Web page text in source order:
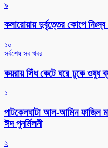
৯
কলারোয়ায় দুর্বৃত্তের কোপে
১০
সর্বশেষ সব খবর
কয়রায় সিঁধ কেটে ঘরে ঢুকে ওষুধ
১
পাটকেলঘাটা আল-আমিন ফাজিল
ঈদ পুনর্মিলনী
২